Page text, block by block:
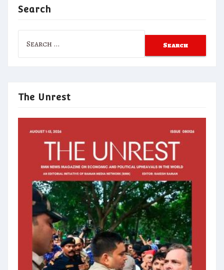
Search
The Unrest